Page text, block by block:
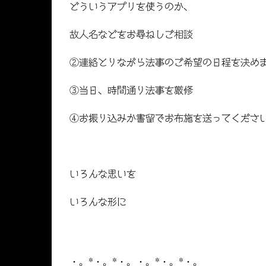
どういうアプリを使うのか、
故人名などをお尋ねしご相談
②連絡とりながら法事のご希望の日程を決め
③当日、時間通り法事を厳修
④お振り込みか書留でお布施を送ってくださ
いろんな思いを
いろんな形に
・。*・。*・。・。*・。*・。